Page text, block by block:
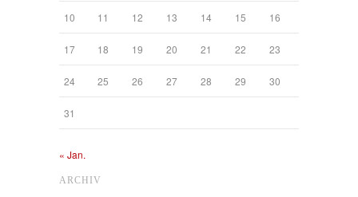
10 11 12 13 14 15 16
17 18 19 20 21 22 23
24 25 26 27 28 29 30
31
« Jan.
ARCHIV